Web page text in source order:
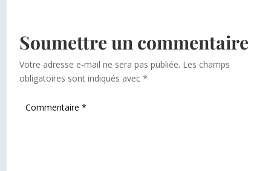
Soumettre un commentaire
Votre adresse e-mail ne sera pas publiée. Les champs
obligatoires sont indiqués avec*